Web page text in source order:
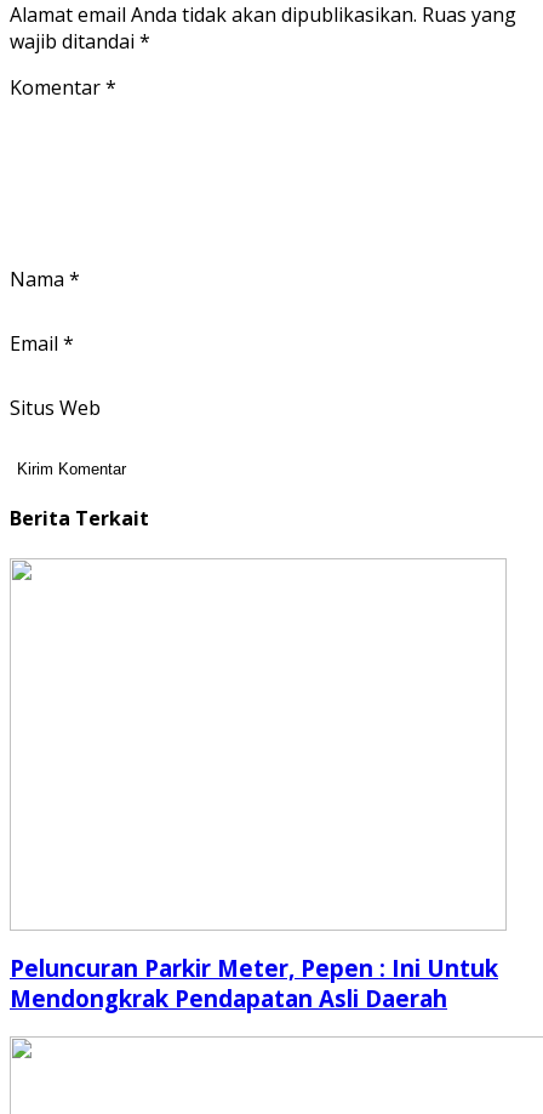
Alamat email Anda tidak akan dipublikasikan. Ruas yang
wajib ditandai *
Komentar*
Nama *
Email *
Situs Web
Berita Terkait
Peluncuran Parkir Meter, Pepen : Ini Untuk
Mendongkrak Pendapatan Asli Daerah